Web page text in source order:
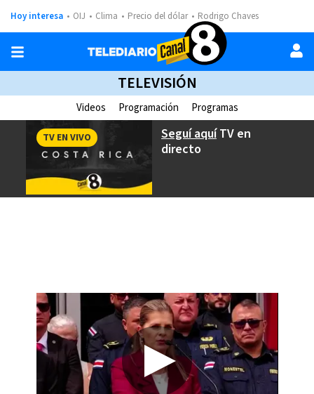
Hoy interesa OIJ Clima Precio del dólar Rodrigo Chaves
TELEVISIÓN
Videos Programación Programas
Seguí aquíTV en
directo
TV EN VIVO